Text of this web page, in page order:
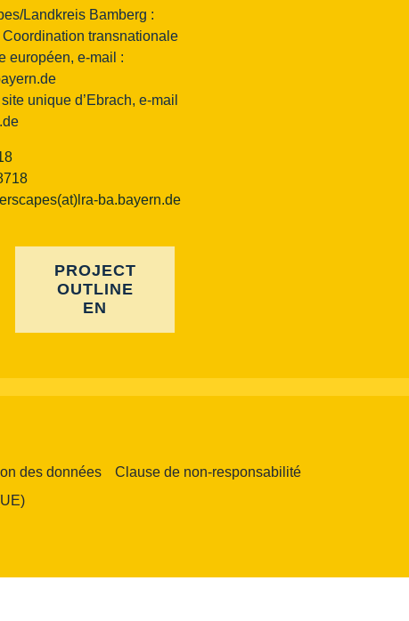
Landkreis Bamberg :
transnationale
européen, e-mail :
unique d’Ebrach, e-mail
ba.bayern.de
PROJECT
OUTLINE
EN
des données
Clause de non-responsabilité